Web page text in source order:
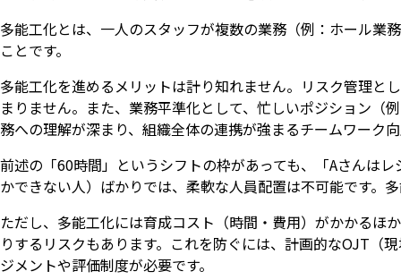
多能工化とは、一人のスタッフが複数の業務（例：ホール業
ことです。
多能工化を進めるメリットは計り知れません。リスク管理と
まりません。また、業務平準化として、忙しいポジション（
務への理解が深まり、組織全体の連携が強まるチームワーク
前述の「60時間」というシフトの枠があっても、「Aさんは
かできない人）ばかりでは、柔軟な人員配置は不可能です。
ただし、多能工化には育成コスト（時間・費用）がかかるほ
りするリスクもあります。これを防ぐには、計画的なOJT（
ジメントや評価制度が必要です。